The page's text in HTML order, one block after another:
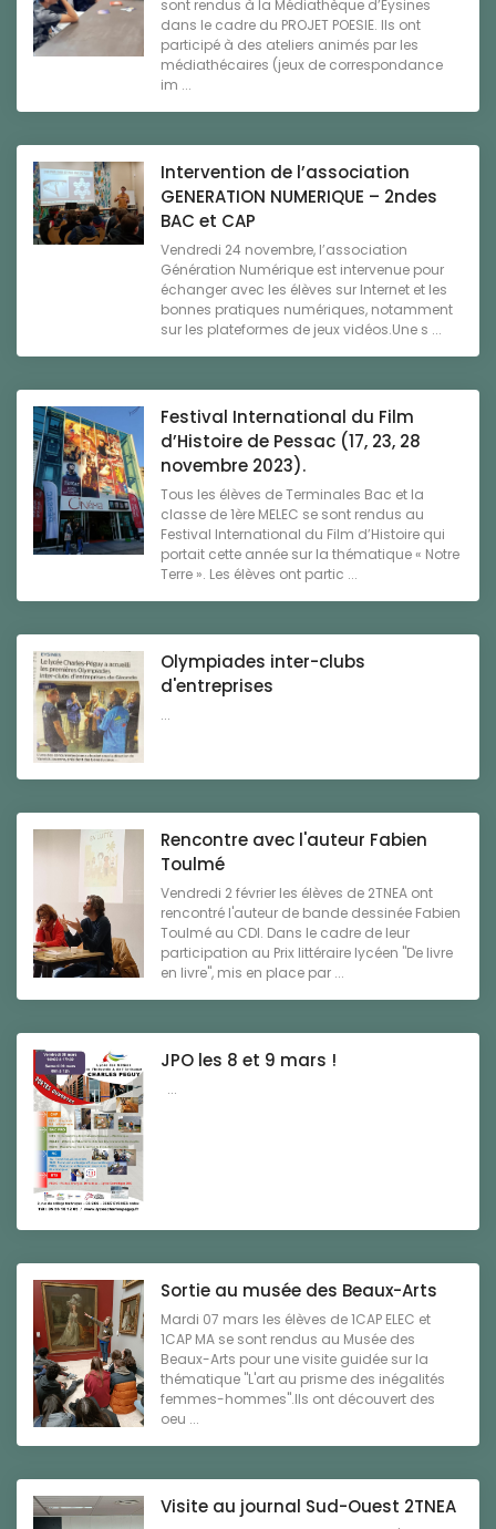
sont rendus à la Médiathèque d’Eysines
dans le cadre du PROJET POESIE. Ils ont
participé à des ateliers animés par les
médiathécaires (jeux de correspondance
im ...
Intervention de l’association
GENERATION NUMERIQUE – 2ndes
BAC et CAP
Vendredi 24 novembre, l’association
Génération Numérique est intervenue pour
échanger avec les élèves sur Internet et les
bonnes pratiques numériques, notamment
sur les plateformes de jeux vidéos.Une s ...
Festival International du Film
d’Histoire de Pessac (17, 23, 28
novembre 2023).
Tous les élèves de Terminales Bac et la
classe de 1ère MELEC se sont rendus au
Festival International du Film d’Histoire qui
portait cette année sur la thématique « Notre
Terre ». Les élèves ont partic ...
Olympiades inter-clubs
d'entreprises
...
Rencontre avec l'auteur Fabien
Toulmé
Vendredi 2 février les élèves de 2TNEA ont
rencontré l'auteur de bande dessinée Fabien
Toulmé au CDI. Dans le cadre de leur
participation au Prix littéraire lycéen "De livre
en livre", mis en place par ...
JPO les 8 et 9 mars !
...
Sortie au musée des Beaux-Arts
Mardi 07 mars les élèves de 1CAP ELEC et
1CAP MA se sont rendus au Musée des
Beaux-Arts pour une visite guidée sur la
thématique "L'art au prisme des inégalités
femmes-hommes".Ils ont découvert des
oeu ...
Visite au journal Sud-Ouest 2TNEA